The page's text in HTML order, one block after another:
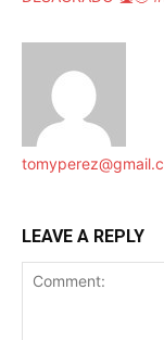
LEAVE A REPLY